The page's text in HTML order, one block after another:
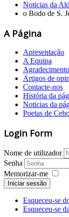
Noticias da
o Bodo de S.
A Página
Apresentação
A Equipa
Artigos de
Contacte-nos
História da
Noticias da
Poetas de
Login Form
Nome de utilizador
Senha
Memorizar-me
Iniciar sessão
Esqueceu-se
Esqueceu-se